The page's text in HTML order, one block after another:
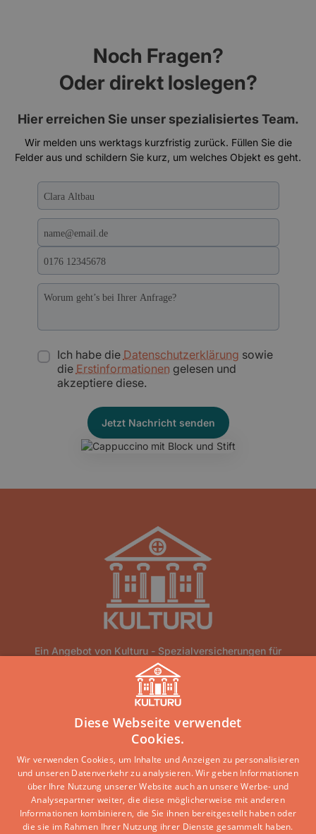
Noch Fragen?
Oder direkt loslegen?
Hier erreichen Sie unser spezialisiertes Team.
Wir melden uns werktags kurzfristig zurück. Füllen Sie die
Felder aus und schildern Sie kurz, um welches Objekt es geht.
Ich habe die Datenschutzerklärung sowie
die Erstinformationen gelesen und
akzeptiere diese.
Ein Angebot von Kulturu - Spezialversicherungen für
Altbauten und historische Gebäude.
Über UnsBlogLexikon
ErstinformationHaftungsausschlussImpressum
Datenschutz
Copyright © 2026 · Ein Service der DEVK Gebietsdirektion
Jochen Verbeet
Diese Webseite verwendet
Cookies.
Wir verwenden Cookies, um Inhalte und Anzeigen zu personalisieren
und unseren Datenverkehr zu analysieren. Wir geben Informationen
über Ihre Nutzung unserer Website auch an unsere Werbe- und
Analysepartner weiter, die diese möglicherweise mit anderen
Informationen kombinieren, die Sie ihnen bereitgestellt haben oder
die sie im Rahmen Ihrer Nutzung ihrer Dienste gesammelt haben.